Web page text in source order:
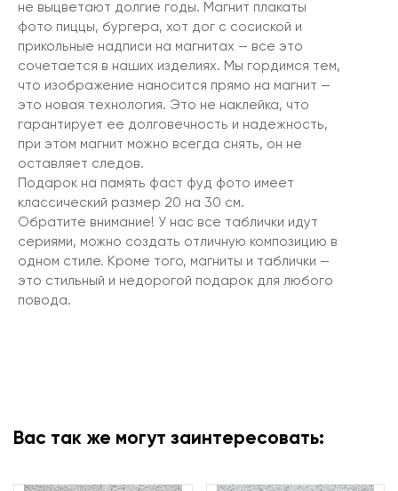
не выцветают долгие годы. Магнит плакаты
фото пиццы, бургера, хот дог с сосиской и
прикольные надписи на магнитах — все это
сочетается в наших изделиях. Мы гордимся тем,
что изображение наносится прямо на магнит —
это новая технология. Это не наклейка, что
гарантирует ее долговечность и надежность,
при этом магнит можно всегда снять, он не
оставляет следов.
Подарок на память фаст фуд фото имеет
классический размер 20 на 30 см.
Обратите внимание! У нас все таблички идут
сериями, можно создать отличную композицию в
одном стиле. Кроме того, магниты и таблички —
это стильный и недорогой подарок для любого
повода.
Вас так же могут заинтересовать: